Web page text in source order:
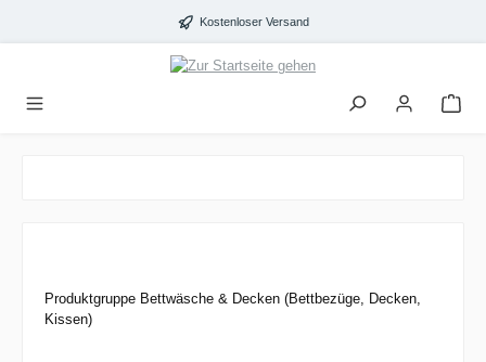
Kostenloser Versand
Produktgruppe Bettwäsche & Decken (Bettbezüge, Decken,
Kissen)